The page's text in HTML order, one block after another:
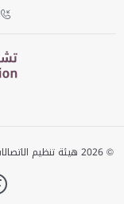
© 2026 هيئة تنظيم الاتصالات والحكومة الرقمية، جميع الحقوق محفوظة